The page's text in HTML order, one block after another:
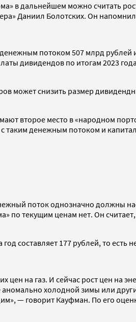
в дальнейшем можно считать
Даниил Болотских. Он
потоком 507 млрд рублей
дивидендов по итогам 2023
может снизить размер
второе место в «народном
денежным потоком и
поток однозначно должны
по текущим ценам нет. Он
составляет 177 рублей, то есть
на газ. И сейчас рост цен на
холодной зимы или
— говорит Кауфман. По его